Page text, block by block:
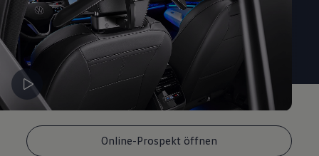
Online-Prospekt öffnen